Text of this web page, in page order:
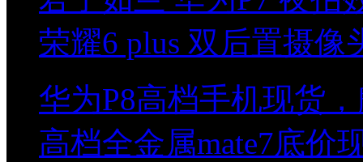
荣耀6 plus 双后置摄像
华为P8高档手机现货
高档全金属mate7底价